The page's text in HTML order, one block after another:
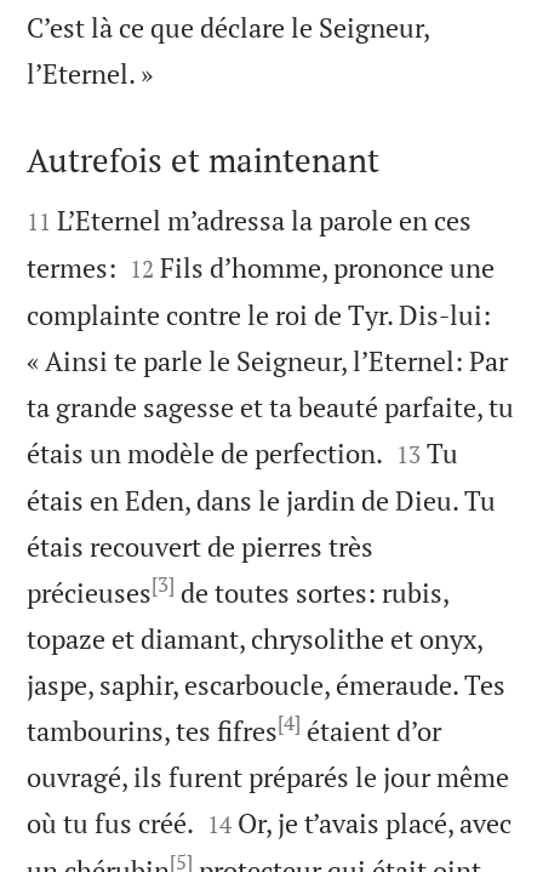
C’est là ce que déclare le Seigneur,
l’Eternel. »

Autrefois et maintenant

11 L’Eternel m’adressa la parole en ces
termes: 

12 Fils d’homme, prononce une
complainte contre le roi de Tyr. Dis-lui:
« Ainsi te parle le Seigneur, l’Eternel: Par
ta grande sagesse et ta beauté parfaite, tu
étais un modèle de perfection. 

13 Tu
étais en Eden, dans le jardin de Dieu. Tu
étais recouvert de pierres très
précieuses[3] de toutes sortes: rubis,
topaze et diamant, chrysolithe et onyx,
jaspe, saphir, escarboucle, émeraude. Tes
tambourins, tes fifres[4] étaient d’or
ouvragé, ils furent préparés le jour même
où tu fus créé. 

14 Or, je t’avais placé, avec
[5]